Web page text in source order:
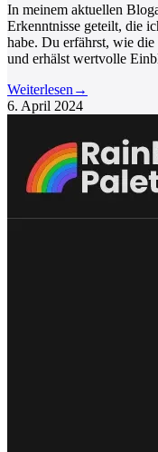
In meinem aktuellen
Erkenntnisse geteilt, die
habe. Du erfährst, wie
und erhälst wertvolle
Weiterlesen →
6. April 2024